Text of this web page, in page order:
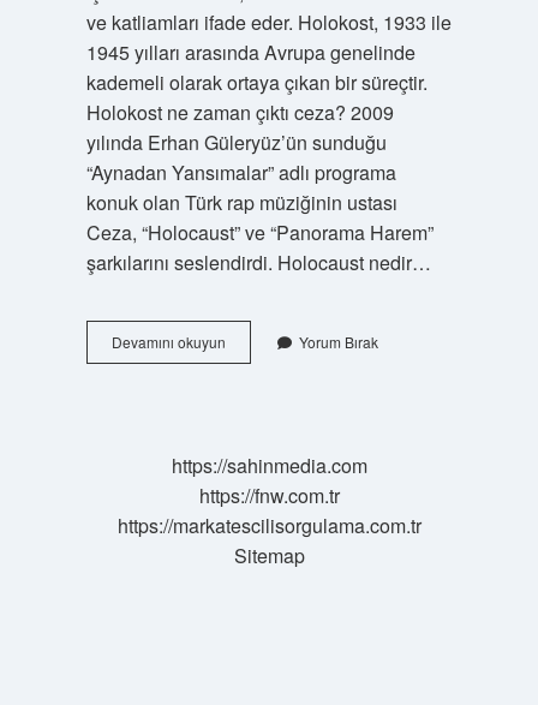
ve katliamları ifade eder. Holokost, 1933 ile
1945 yılları arasında Avrupa genelinde
kademeli olarak ortaya çıkan bir süreçtir.
Holokost ne zaman çıktı ceza? 2009
yılında Erhan Güleryüz’ün sunduğu
“Aynadan Yansımalar” adlı programa
konuk olan Türk rap müziğinin ustası
Ceza, “Holocaust” ve “Panorama Harem”
şarkılarını seslendirdi. Holocaust nedir…
Devamını okuyunHolosko
Olayı
Yorum Bırak
https://sahinmedia.com
https://fnw.com.tr
https://markatescilisorgulama.com.tr
Sitemap